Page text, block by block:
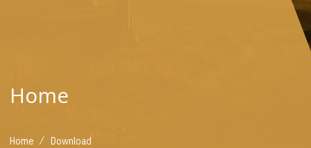
Home
Home / Download